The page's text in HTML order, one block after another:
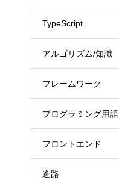
TypeScript
アルゴリズム/知識
フレームワーク
プログラミング用語
フロントエンド
進路